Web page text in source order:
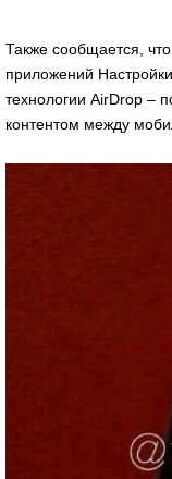
Также сообщается,
приложений
технологии AirDrop –
контентом между